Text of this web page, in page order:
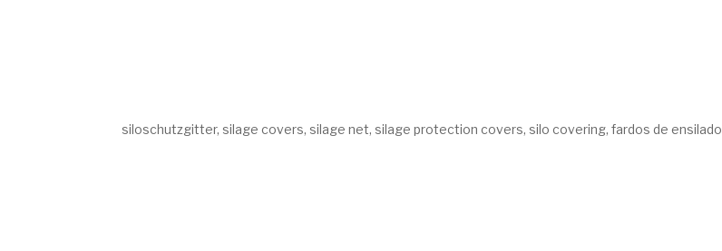
siloschutzgitter, silage covers, silage net, silage protection covers, silo covering, fardos de ensilado